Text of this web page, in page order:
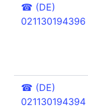
☎ (DE)
021130194396
☎ (DE)
021130194394